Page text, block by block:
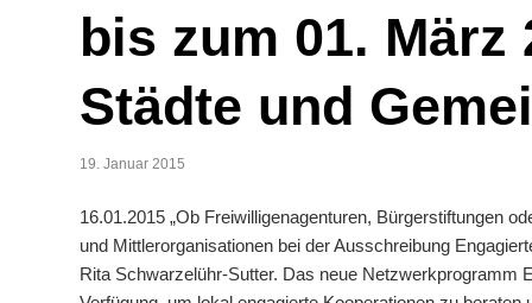
bis zum 01.
Städte und
19. Januar 2015
16.01.2015 „Ob Freiwilligenagenturen, Bürgerstiftungen
und Mittlerorganisationen bei der Ausschreibung
Rita Schwarzelühr-Sutter. Das neue Netzwerkprogramm